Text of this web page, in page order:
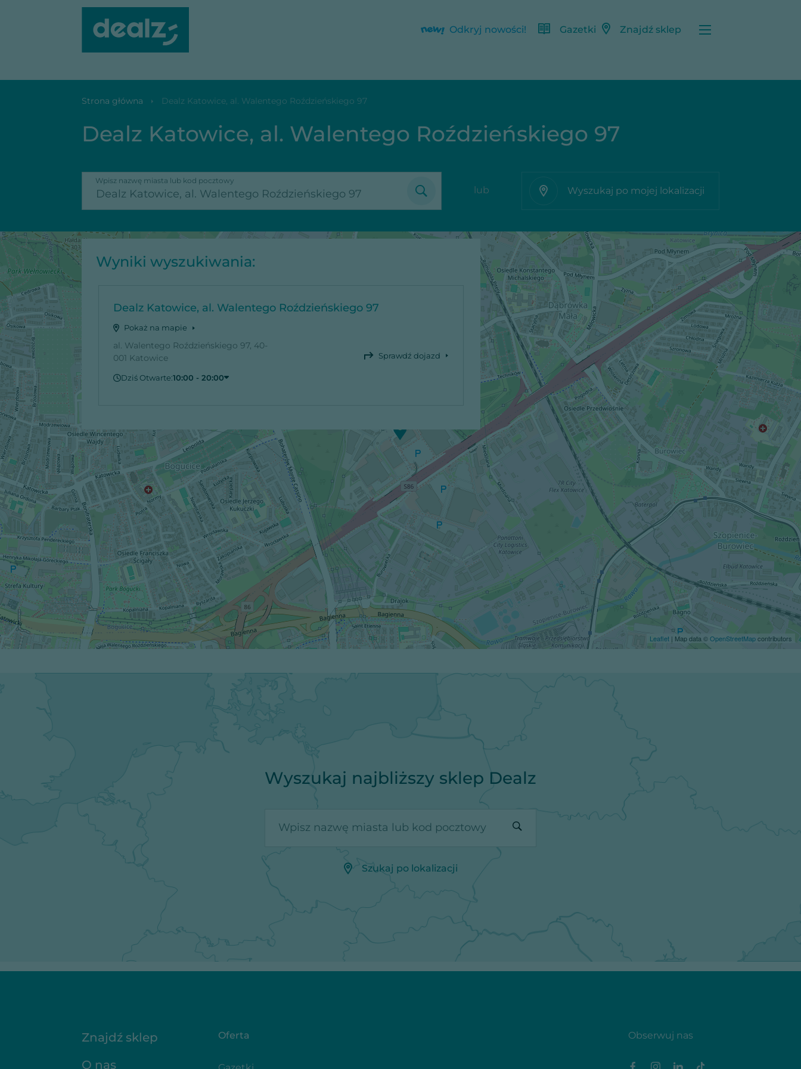
Odkryj nowości! Gazetki Znajdź sklep
Dealz Katowice, al. Walentego Roździeńskiego 97
Strona główna Dealz Katowice, al. Walentego Roździeńskiego 97
Dealz Katowice, al. Walentego Roździeńskiego 97
Wpisz nazwę miasta lub kod pocztowy
lub Wyszukaj po mojej lokalizacji
Wyniki wyszukiwania:
Dealz Katowice, al. Walentego Roździeńskiego 97
Pokaż na mapie
al. Walentego Roździeńskiego 97, 40-
001 Katowice
Sprawdź dojazd
Dziś Otwarte:10:00 - 20:00
Niedziela
Zamknięte
Poniedziałek
10:00 - 20:00
Wtorek
10:00 - 20:00
Środa
10:00 - 20:00
Leaflet | Map data ©OpenStreetMapcontributors
Wyszukaj najbliższy sklep Dealz
Wpisz nazwę miasta lub kod pocztowy
Szukaj po lokalizacji
Znajdź sklep
O nas
Oferta Obserwuj nas